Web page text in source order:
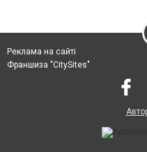
Реклама на сайті
Франшиза "CitySites"